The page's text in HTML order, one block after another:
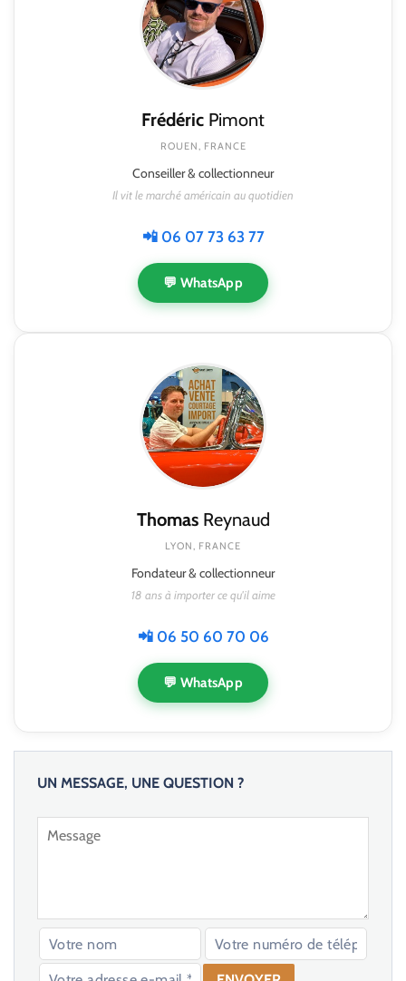
Frédéric Pimont
ROUEN, FRANCE
Conseiller & collectionneur
Il vit le marché américain au quotidien
📲 06 07 73 63 77
💬 WhatsApp
ThomasReynaud
LYON, FRANCE
Fondateur & collectionneur
18 ans à importer ce qu'il aime
📲 06 50 60 70 06
💬 WhatsApp
UN MESSAGE, UNE QUESTION ?